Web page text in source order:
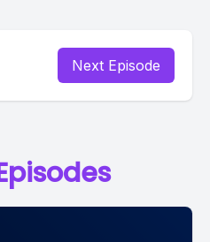
Next Episode